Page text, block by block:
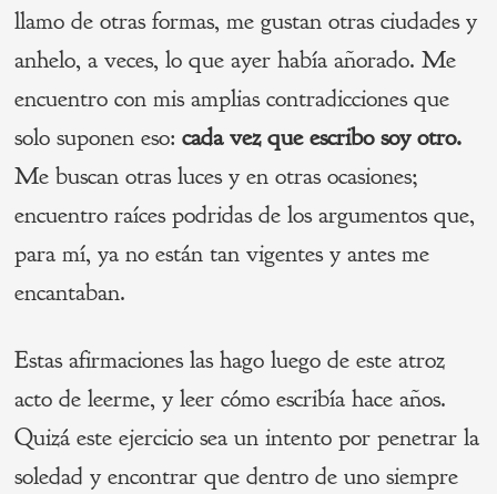
llamo de otras formas, me gustan otras ciudades y
anhelo, a veces, lo que ayer había añorado. Me
encuentro con mis amplias contradicciones que
solo suponen eso:cada vezque escribo soy otro.
Me buscan otras luces y en otras ocasiones;
encuentro raíces podridas de los argumentos que,
para mí, ya no están tan vigentes y antes me
encantaban.
Estas afirmaciones las hago luego de este atroz
acto de leerme, y leer cómo escribía hace años.
Quizá este ejercicio sea un intento por penetrar la
soledad y encontrar que dentro de uno siempre